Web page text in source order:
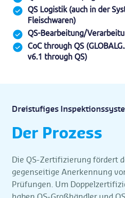
QS Logistik (auch in der
Fleischwaren)
QS-Bearbeitung/
CoC through QS
v6.1 through QS)
Dreistufiges
Der Prozess
Die QS-Zertifizierung fördert
gegenseitige Anerkennung
Prüfungen. Um